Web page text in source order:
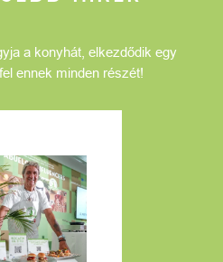
a konyhát, elkezdődik egy
ennek minden részét!